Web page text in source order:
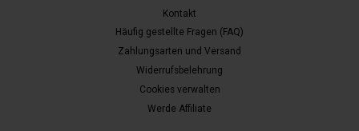
Kontakt
Häufig gestellte Fragen (FAQ)
Zahlungsarten und Versand
Widerrufsbelehrung
Cookies verwalten
Werde Affiliate